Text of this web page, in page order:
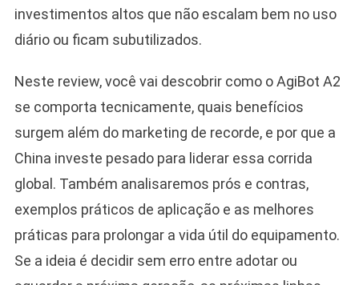
investimentos altos que não escalam bem no uso
diário ou ficam subutilizados.
Neste review, você vai descobrir como o AgiBot A2
se comporta tecnicamente, quais benefícios
surgem além do marketing de recorde, e por que a
China investe pesado para liderar essa corrida
global. Também analisaremos prós e contras,
exemplos práticos de aplicação e as melhores
práticas para prolongar a vida útil do equipamento.
Se a ideia é decidir sem erro entre adotar ou